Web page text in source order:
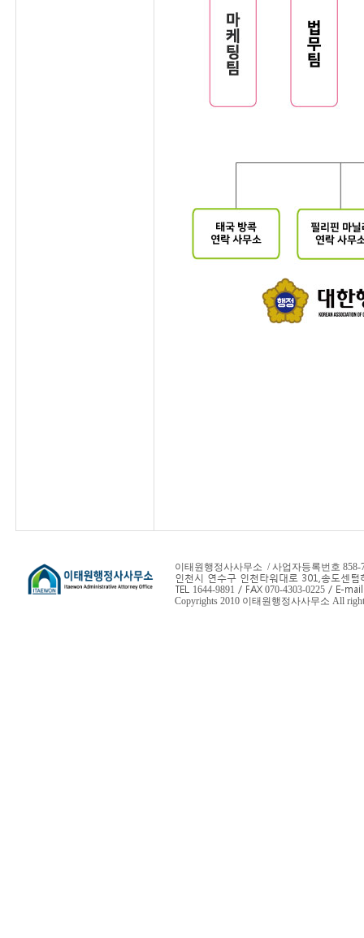
이태원행정사사무소 / 사업자등록번호 858-
인천시 연수구 인천타워대로 301,송도센텀
TEL 1644-9891 / FAX 070-4303-0225 / E-
Copyrights 2010 이태원행정사사무소 All